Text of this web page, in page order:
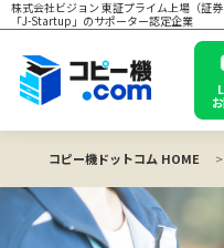
株式会社ビジョン 東証プライム上場（証
「J-Startup」のサポーター認定企業
コピー機ドットコム HOME